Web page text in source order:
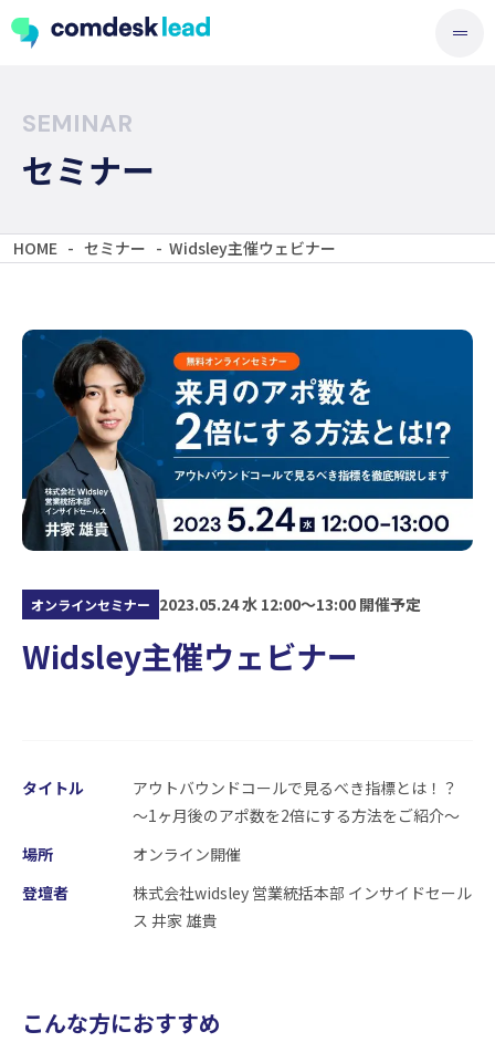
SEMINAR
セミナー
HOME - セミナー - Widsley主催ウェビナー
オンラインセミナー 2023.05.24 水 12:00〜13:00 開催予定
Widsley主催ウェビナー
タイトル
アウトバウンドコールで見るべき指標とは！？
〜1ヶ月後のアポ数を2倍にする方法をご紹介〜
場所
オンライン開催
登壇者
株式会社widsley 営業統括本部 インサイドセール
ス 井家 雄貴
こんな方におすすめ